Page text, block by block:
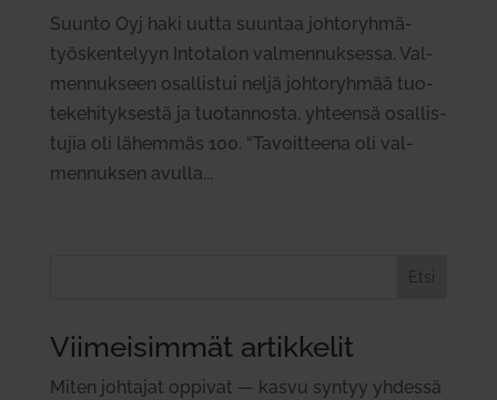
Suunto Oyj haki uutta suuntaa joh­to­ryh­mä­
työs­ken­telyyn Into­talon val­men­nuk­sessa. Val­
men­nukseen osal­listui neljä joh­to­ryhmää tuo­
te­ke­hi­tyk­sestä ja tuo­tan­nosta, yhteensä osal­lis­
tujia oli lähemmäs 100. “Tavoit­teena oli val­
men­nuksen avulla...
Etsi
Viimeisimmät artikkelit
Miten joh­tajat oppivat — kasvu syntyy yhdessä